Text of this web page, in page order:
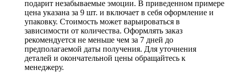
подарит незабываемые эмоции. В приведенном примере
цена указана за 9 шт. и включает в себя оформление и
упаковку. Стоимость может варьироваться в
зависимости от количества. Оформлять заказ
рекомендуется не меньше чем за 7 дней до
предполагаемой даты получения. Для уточнения
деталей и окончательной цены обращайтесь к
менеджеру.